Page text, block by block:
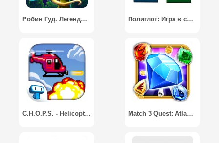
Робин Гуд. Легенды - Игра жанра «Совмести 3» / Robin Hood Legends – A Merge 3 Puzzle Game Полиглот: Игра в слова
C.H.O.P.S. - Helicopter Game / C.H.O.P.S. - Игра войны Match 3 Quest: Atlantis Ally / Три в ряд: Ролевая игра